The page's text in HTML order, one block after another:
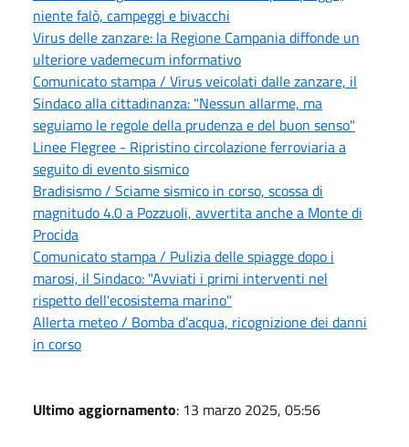
niente falò, campeggi e bivacchi
Virus delle zanzare: la Regione Campania diffonde un
ulteriore vademecum informativo
Comunicato stampa / Virus veicolati dalle zanzare, il
Sindaco alla cittadinanza: "Nessun allarme, ma
seguiamo le regole della prudenza e del buon senso"
Linee Flegree - Ripristino circolazione ferroviaria a
seguito di evento sismico
Bradisismo / Sciame sismico in corso, scossa di
magnitudo 4.0 a Pozzuoli, avvertita anche a Monte di
Procida
Comunicato stampa / Pulizia delle spiagge dopo i
marosi, il Sindaco: "Avviati i primi interventi nel
rispetto dell'ecosistema marino"
Allerta meteo / Bomba d’acqua, ricognizione dei danni
in corso
Ultimo aggiornamento: 13 marzo 2025, 05:56